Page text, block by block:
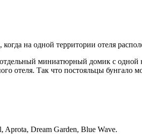
на одной территории отеля
миниатюрный домик с одной
отеля. Так что постояльцы
Dream Garden, Blue Wave.